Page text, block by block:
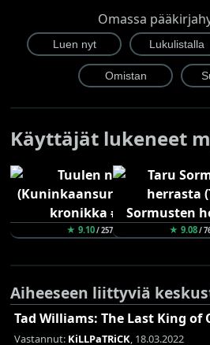
Omassa
Käyttäjät lukeneet
★ 9.10/ 257 ★ 9.08/
Aiheeseen liittyviä
Tad Williams: The Last King of
Vastannut: KiLLPaTRiCK, 18.03.2022